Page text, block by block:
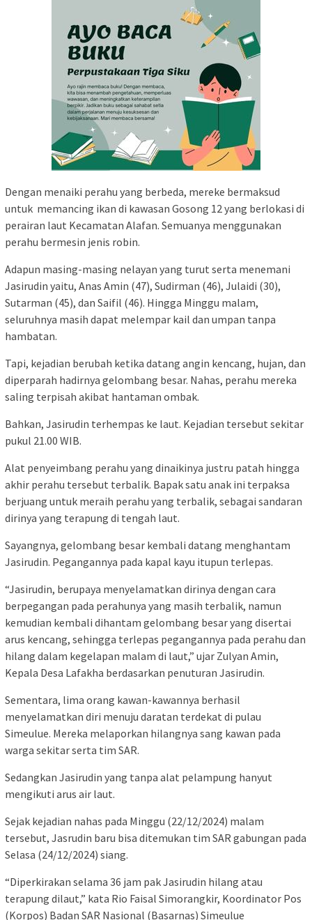
Dengan menaiki perahu yang berbeda, mereke bermaksud
untuk memancing ikan di kawasan Gosong 12 yang berlokasi di
perairan laut Kecamatan Alafan. Semuanya menggunakan
perahu bermesin jenis robin.
Adapun masing-masing nelayan yang turut serta menemani
Jasirudin yaitu, Anas Amin (47), Sudirman (46), Julaidi (30),
Sutarman (45), dan Saifil (46). Hingga Minggu malam,
seluruhnya masih dapat melempar kail dan umpan tanpa
hambatan.
Tapi, kejadian berubah ketika datang angin kencang, hujan, dan
diperparah hadirnya gelombang besar. Nahas, perahu mereka
saling terpisah akibat hantaman ombak.
Bahkan, Jasirudin terhempas ke laut. Kejadian tersebut sekitar
pukul 21.00 WIB.
Alat penyeimbang perahu yang dinaikinya justru patah hingga
akhir perahu tersebut terbalik. Bapak satu anak ini terpaksa
berjuang untuk meraih perahu yang terbalik, sebagai sandaran
dirinya yang terapung di tengah laut.
Sayangnya, gelombang besar kembali datang menghantam
Jasirudin. Pegangannya pada kapal kayu itupun terlepas.
“Jasirudin, berupaya menyelamatkan dirinya dengan cara
berpegangan pada perahunya yang masih terbalik, namun
kemudian kembali dihantam gelombang besar yang disertai
arus kencang, sehingga terlepas pegangannya pada perahu dan
hilang dalam kegelapan malam di laut,” ujar Zulyan Amin,
Kepala Desa Lafakha berdasarkan penuturan Jasirudin.
Sementara, lima orang kawan-kawannya berhasil
menyelamatkan diri menuju daratan terdekat di pulau
Simeulue. Mereka melaporkan hilangnya sang kawan pada
warga sekitar serta tim SAR.
Sedangkan Jasirudin yang tanpa alat pelampung hanyut
mengikuti arus air laut.
Sejak kejadian nahas pada Minggu (22/12/2024) malam
tersebut, Jasrudin baru bisa ditemukan tim SAR gabungan pada
Selasa (24/12/2024) siang.
“Diperkirakan selama 36 jam pak Jasirudin hilang atau
terapung dilaut,” kata Rio Faisal Simorangkir, Koordinator Pos
(Korpos) Badan SAR Nasional (Basarnas) Simeulue